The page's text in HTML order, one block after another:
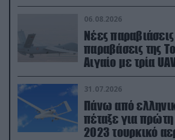
06.08.2026
Νέες παραβιάσεις
παραβάσεις της
Αιγαίο με τρία
31.07.2026
Πάνω από
πέταξε για
2023 τουρκικό